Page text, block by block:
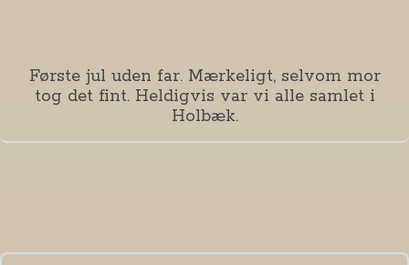
Første jul uden far. Mærkeligt, selvom mor
tog det fint. Heldigvis var vi alle samlet i
Holbæk.